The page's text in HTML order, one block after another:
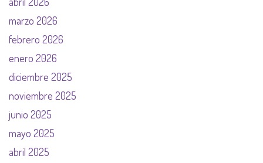
marzo 2026
febrero 2026
enero 2026
diciembre 2025
noviembre 2025
junio 2025
mayo 2025
abril 2025